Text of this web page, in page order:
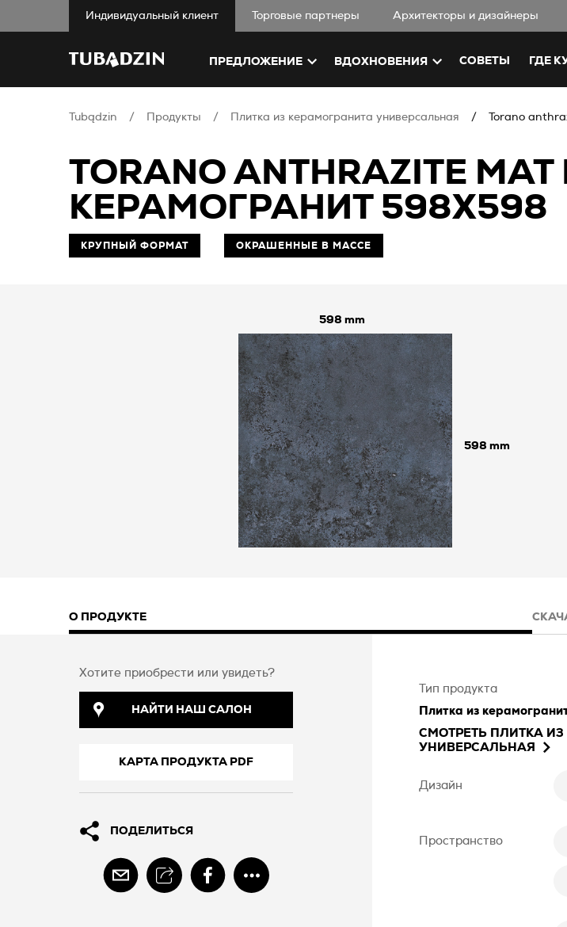
Индивидуальный клиент Торговые партнеры Aрхитекторы и дизайнеры
ПРЕДЛОЖЕНИЕ ВДОХНОВЕНИЯ СОВЕТЫ ГДЕ
Tubądzin Продукты Плитка из керамогранита универсальная Torano
TORANO ANTHRAZITE
КЕРАМОГРАНИТ 598X598
КРУПНЫЙ ФОРМАТ ОКРАШЕННЫЕ В МАССЕ
598
598
О ПРОДУКТЕ
Хотите приобрести или увидеть?
НАЙТИ НАШ САЛОН
КАРТА ПРОДУКТА PDF
ПОДЕЛИТЬСЯ
Тип продукта
Плитка из
СМОТРЕТЬ ПЛИТКА
УНИВЕРСАЛЬНАЯ
Дизайн
Пространство